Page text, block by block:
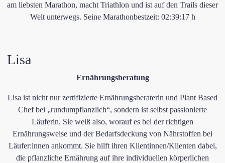
am liebsten Marathon, macht Triathlon und ist auf den Trails dieser
Welt unterwegs. Seine Marathonbestzeit: 02:39:17 h
​Lisa
​Ernährungsberatung
Lisa ist nicht nur zertifizierte Ernährungsberaterin und Plant Based
Chef bei „rundumpflanzlich“, sondern ist selbst passionierte
Läuferin. Sie weiß also, worauf es bei der richtigen
Ernährungsweise und der Bedarfsdeckung von Nährstoffen bei
Läufer:innen ankommt. Sie hilft ihren Klientinnen/Klienten dabei,
die pflanzliche Ernährung auf ​ihre individuellen körperlichen